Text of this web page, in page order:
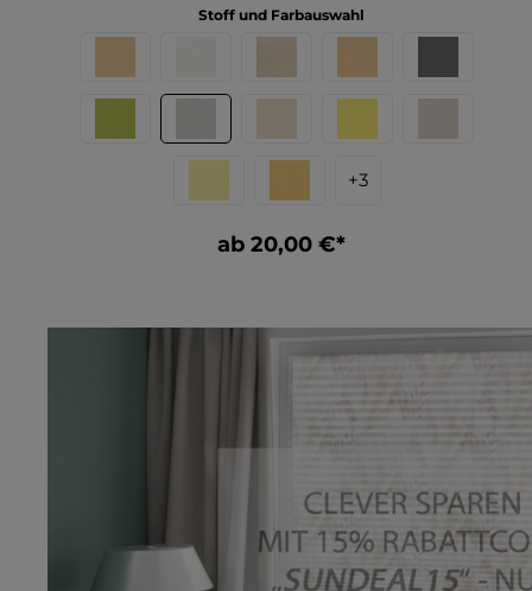
für jede Einrichtung. Auch die Rückseite passt
farblich wunderbar. Das Rollo ist ideal, um Räume
überzeugt, sondern auch zur Funktionalität des
Stoffes beiträgt, indem sie ein einheitliches
Rollostoff ist vollständig verdunkelnd, was ihn zur
perfekten Blackout-Lösung für Schlafräume,
Kinderzimmer oder andere Räume macht, in denen
eine komplette Dunkelheit und Sichtschutz
bietet der Stoff auch einen hervorragenden
angenehm kühl hält. Diese Eigenschaften machen
den Stoff ideal für alle, die Wert auf Privatsphäre
bekommt man hier viel. Dieser Rollostoff macht
dunkel und ist damit perfekt für jeden, der günstig
und einfach seine Fenster schön machen will –
Stoff und Farbauswahl
+3
ab 20,00 €*